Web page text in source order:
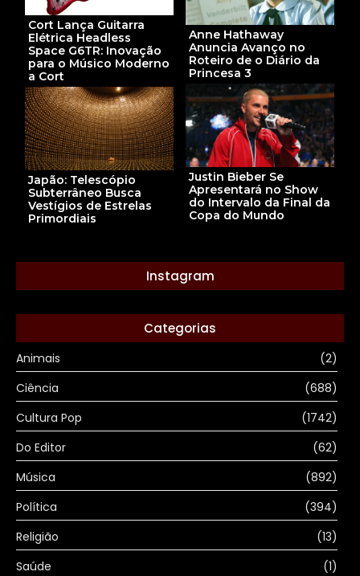
Cort Lança Guitarra
Elétrica Headless
Space G6TR: Inovação
para o Músico Moderno
a Cort
Anne Hathaway
Anuncia Avanço no
Roteiro de o Diário da
Princesa 3
Justin Bieber Se
Apresentará no Show
do Intervalo da Final da
Copa do Mundo
Japão: Telescópio
Subterrâneo Busca
Vestígios de Estrelas
Primordiais
Instagram
Categorias
Animais
(2)
Ciência
(688)
Cultura Pop
(1742)
Do Editor
(62)
Música
(892)
Política
(394)
Religião
(13)
Saúde
(1)